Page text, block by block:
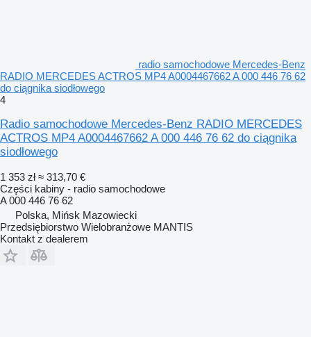
radio samochodowe Mercedes-Benz
RADIO MERCEDES ACTROS MP4 A0004467662 A 000 446 76 62
do ciągnika siodłowego
4
Radio samochodowe Mercedes-Benz RADIO MERCEDES
ACTROS MP4 A0004467662 A 000 446 76 62 do ciągnika
siodłowego
1 353 zł ≈ 313,70 €
Części kabiny - radio samochodowe
A 000 446 76 62
Polska, Mińsk Mazowiecki
Przedsiębiorstwo Wielobranżowe MANTIS
Kontakt z dealerem